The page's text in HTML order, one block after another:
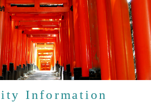
Information